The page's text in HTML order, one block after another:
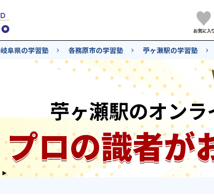
岐阜県の学習塾 各務原市の学習塾 苧ヶ瀬駅の学習塾
苧ヶ瀬駅のオン
プロの識者が